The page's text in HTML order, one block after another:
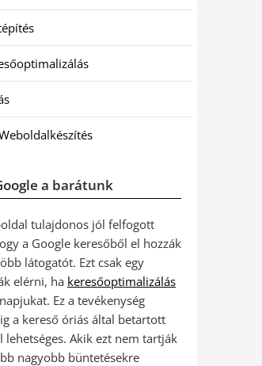
a barátunk
tulajdonos jól felfogott
a Google keresőből el hozzák
látogatót. Ezt csak egy
elérni, ha keresőoptimalizálás
Ez a tevékenység
a kereső óriás által betartott
lehetséges. Akik ezt nem tartják
nagyobb büntetésekre